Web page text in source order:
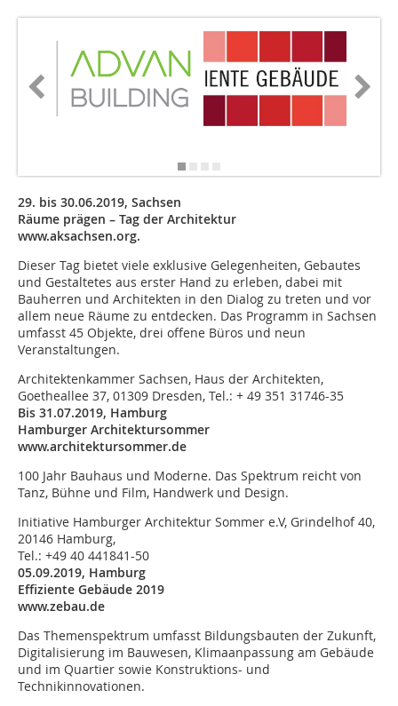
29. bis 30.06.2019, Sachsen
Räume prägen – Tag der Architektur
www.aksachsen.org.
Dieser Tag bietet viele exklusive Gelegenheiten, Gebautes
und Gestaltetes aus erster Hand zu erleben, dabei mit
Bauherren und Architekten in den Dialog zu treten und vor
allem neue Räume zu entdecken. Das Programm in Sachsen
umfasst 45 Objekte, drei offene Büros und neun
Veranstaltungen.
Architektenkammer Sachsen, Haus der Architekten,
Goetheallee 37, 01309 Dresden, Tel.: + 49 351 31746-35
Bis 31.07.2019, Hamburg
Hamburger Architektursommer
www.architektursommer.de
100 Jahr Bauhaus und Moderne. Das Spektrum reicht von
Tanz, Bühne und Film, Handwerk und Design.
Initiative Hamburger Architektur Sommer e.V, Grindelhof 40,
20146 Hamburg,
Tel.: +49 40 441841-50
05.09.2019, Hamburg
Effiziente Gebäude 2019
www.zebau.de
Das Themenspektrum umfasst Bildungsbauten der Zukunft,
Digitalisierung im Bauwesen, Klimaanpassung am Gebäude
und im Quartier sowie Konstruktions- und
Technikinnovationen.